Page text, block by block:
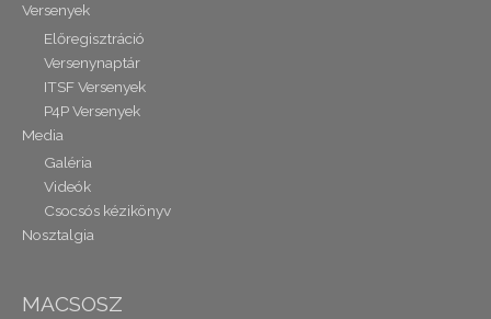
Versenyek
Előregisztráció
Versenynaptár
ITSF Versenyek
P4P Versenyek
Media
Galéria
Videók
Csocsós kézikönyv
Nosztalgia
MACSOSZ